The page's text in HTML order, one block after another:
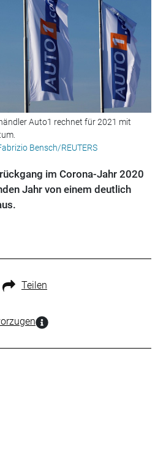
Auto1 rechnet für 2021 mit
Bensch/REUTERS
im Corona-Jahr 2020
Jahr von einem deutlich
Teilen